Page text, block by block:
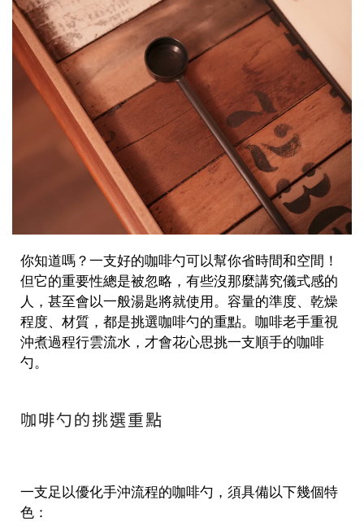
你知道嗎？一支好的咖啡勺可以幫你省時間和空間！
但它的重要性總是被忽略，有些沒那麼講究儀式感的
人，甚至會以一般湯匙將就使用。容量的準度、乾燥
程度、材質，都是挑選咖啡勺的重點。咖啡老手重視
沖煮過程行雲流水，才會花心思挑一支順手的咖啡
勺。
咖啡勺的挑選重點
一支足以優化手沖流程的咖啡勺，須具備以下幾個特
色：